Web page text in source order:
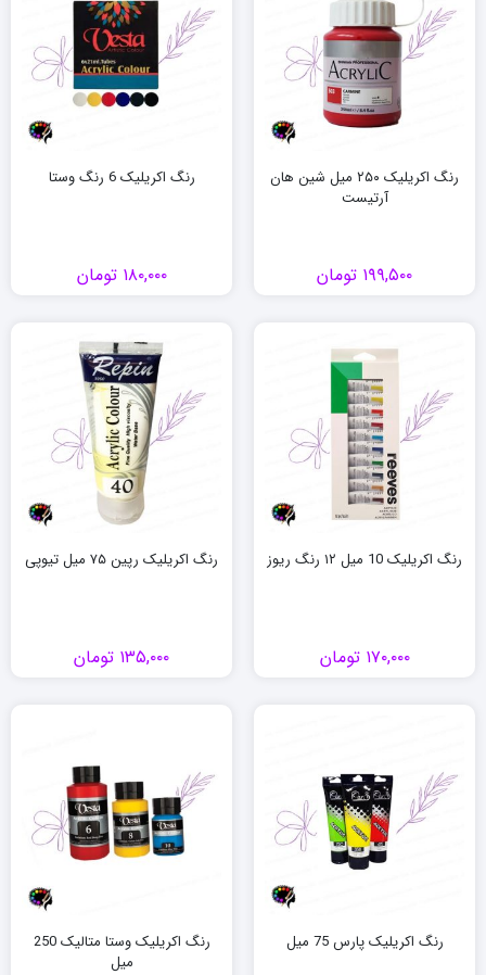
رنگ اکریلیک ۲۵۰ میل شین هان
آرتیست
۱۹۹,۵۰۰ تومان
رنگ اکریلیک 6 رنگ وستا
۱۸۰,۰۰۰ تومان
رنگ اکریلیک 10 میل ۱۲ رنگ ریوز
۱۷۰,۰۰۰ تومان
رنگ اکریلیک رپین ۷۵ میل تیوپی
۱۳۵,۰۰۰ تومان
رنگ اکریلیک پارس 75 میل
رنگ اکریلیک وستا متالیک 250
میل